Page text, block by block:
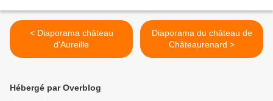
< Diaporama château
d'Aureille
Diaporama du château de
Châteaurenard >
Hébergé par Overblog